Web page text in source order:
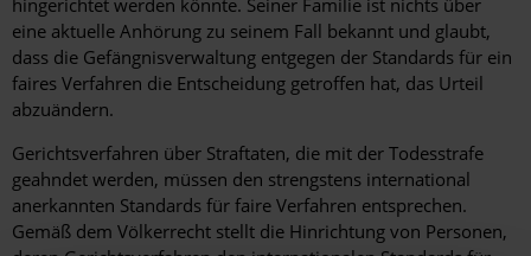
hingerichtet werden könnte. Seiner Familie ist nichts über
eine aktuelle Anhörung zu seinem Fall bekannt und glaubt,
dass die Gefängnisverwaltung entgegen der Standards für ein
faires Verfahren die Entscheidung getroffen hat, das Urteil
abzuändern.
Gerichtsverfahren über Straftaten, die mit der Todesstrafe
geahndet werden, müssen den strengstens international
anerkannten Standards für faire Verfahren entsprechen.
Gemäß dem Völkerrecht stellt die Hinrichtung von Personen,